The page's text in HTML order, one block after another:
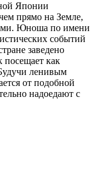
Японии
прямо на Земле,
Юноша по имени
событий
заведено
посещает как
ленивым
от подобной
надоедают с